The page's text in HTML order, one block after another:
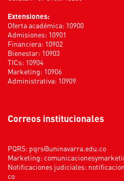
Extensiones:
Oferta académica: 10900
Admisiones: 10901
Financiera: 10902
Bienestar: 10903
TICs: 10904
Marketing: 10906
Administrativa: 10909
Correos institucionales
PQRS: pqrs@uninavarra.edu.co
Marketing:
Notificaciones judiciales:
co